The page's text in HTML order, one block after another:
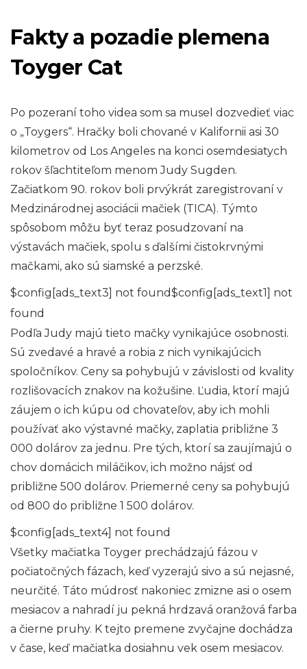
Fakty a pozadie plemena
Toyger Cat
Po pozeraní toho videa som sa musel dozvedieť viac
o „Toygers“. Hračky boli chované v Kalifornii asi 30
kilometrov od Los Angeles na konci osemdesiatych
rokov šľachtiteľom menom Judy Sugden.
Začiatkom 90. rokov boli prvýkrát zaregistrovaní v
Medzinárodnej asociácii mačiek (TICA). Týmto
spôsobom môžu byť teraz posudzovaní na
výstavách mačiek, spolu s ďalšími čistokrvnými
mačkami, ako sú siamské a perzské.
$config[ads_text3] not found$config[ads_text1] not
found
Podľa Judy majú tieto mačky vynikajúce osobnosti.
Sú zvedavé a hravé a robia z nich vynikajúcich
spoločníkov. Ceny sa pohybujú v závislosti od kvality
rozlišovacích znakov na kožušine. Ľudia, ktorí majú
záujem o ich kúpu od chovateľov, aby ich mohli
používať ako výstavné mačky, zaplatia približne 3
000 dolárov za jednu. Pre tých, ktorí sa zaujímajú o
chov domácich miláčikov, ich možno nájsť od
približne 500 dolárov. Priemerné ceny sa pohybujú
od 800 do približne 1 500 dolárov.
$config[ads_text4] not found
Všetky mačiatka Toyger prechádzajú fázou v
počiatočných fázach, keď vyzerajú sivo a sú nejasné,
neurčité. Táto múdrosť nakoniec zmizne asi o osem
mesiacov a nahradí ju pekná hrdzavá oranžová farba
a čierne pruhy. K tejto premene zvyčajne dochádza
v čase, keď mačiatka dosiahnu vek osem mesiacov.